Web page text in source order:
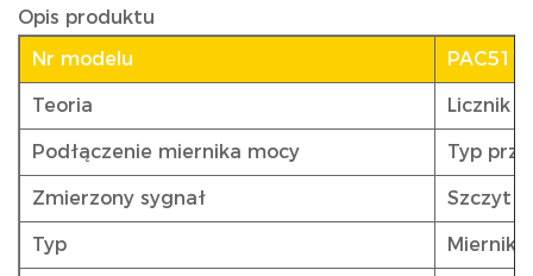
Opis produktu
Nr modelu
Teoria Licznik
Podłączenie miernika mocy Typ
Zmierzony sygnał Szczyt
Typ Miernik